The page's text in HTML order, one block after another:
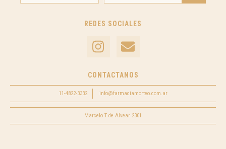
REDES SOCIALES
CONTACTANOS
11-4822-3332 info@farmaciamorteo.com.ar
Marcelo T de Alvear 2301